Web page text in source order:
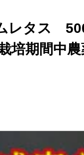
レタス
ーンルーム栽培 栽培